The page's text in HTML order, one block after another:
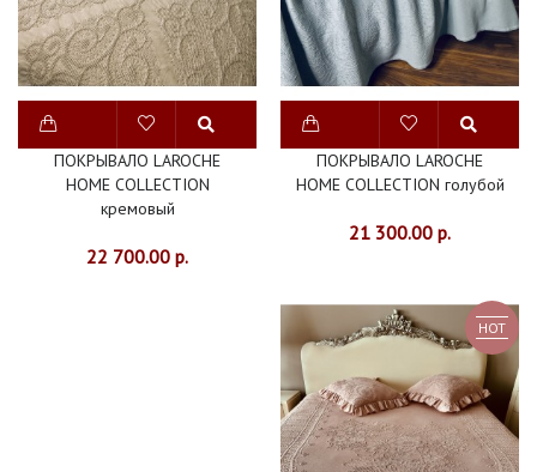
ПОКРЫВАЛА
220Х240
ПОКРЫВАЛА
230Х230
ПОКРЫВАЛА
ПОКРЫВАЛО LAROCHE
HOME COLLECTION
кремовый
22 700.00 р.
ПОКРЫВАЛО LAROCHE
HOME COLLECTION голубой
21 300.00 р.
HOT